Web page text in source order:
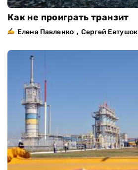
Как не проиграть транзит
Елена Павленко , Сергей Евтушок